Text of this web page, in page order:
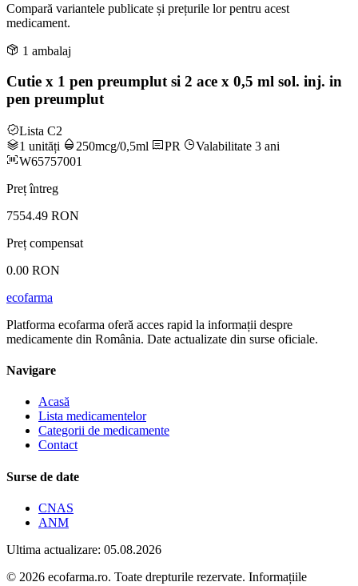
Compară variantele publicate și prețurile lor pentru acest
medicament.
1 ambalaj
Cutie x 1 pen preumplut si 2 ace x 0,5 ml sol. inj. in
pen preumplut
Lista C2
1 unități
250mcg/0,5ml PR
Valabilitate 3 ani
W65757001
Preț întreg
7554.49 RON
Preț compensat
0.00 RON
ecofarma
Platforma ecofarma oferă acces rapid la informații despre
medicamente din România. Date actualizate din surse oficiale.
Navigare
Acasă
Lista medicamentelor
Categorii de medicamente
Contact
Surse de date
CNAS
ANM
Ultima actualizare: 05.08.2026
© 2026 ecofarma.ro. Toate drepturile rezervate. Informațiile